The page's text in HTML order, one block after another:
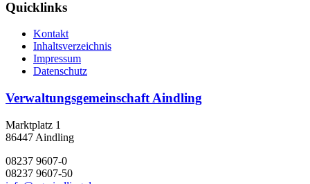
Quicklinks
Kontakt
Inhaltsverzeichnis
Impressum
Datenschutz
Verwaltungsgemeinschaft Aindling
Marktplatz 1
86447 Aindling
08237 9607-0
08237 9607-50